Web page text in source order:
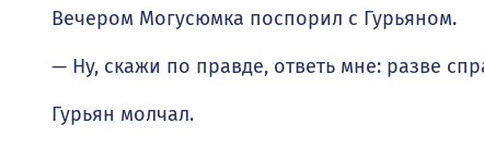
Вечером Могусюмка поспорил с Гурьяном.
— Ну, скажи по правде, ответь мне: разве
Гурьян молчал.